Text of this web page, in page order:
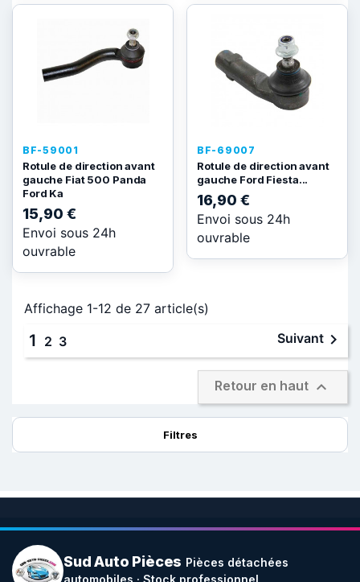
BF-59001
Rotule de direction avant
gauche Fiat 500 Panda
Ford Ka
15,90 €
Envoi sous 24h
ouvrable
BF-69007
Rotule de direction avant
gauche Ford Fiesta...
16,90 €
Envoi sous 24h
ouvrable
Affichage 1-12 de 27 article(s)
1 2 3 Suivant 
Retour en haut 
Filtres
Sud Auto Pièces Pièces détachées
automobiles · Stock professionnel